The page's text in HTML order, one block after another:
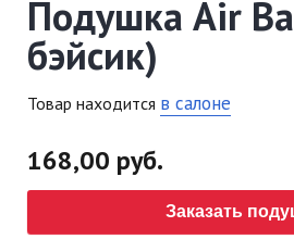
Подушка Air
бэйсик)
Товар находится в салоне
168,00 руб.
Заказать